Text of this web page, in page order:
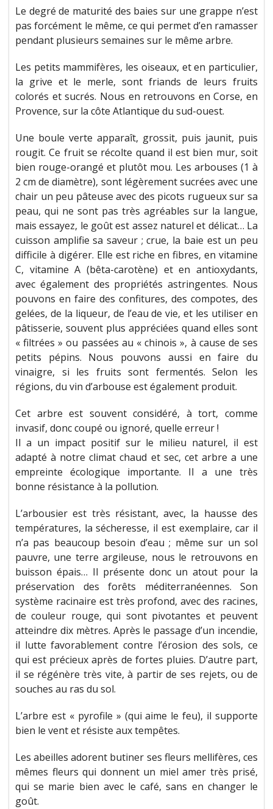
Le degré de maturité des baies sur une grappe n’est
pas forcément le même, ce qui permet d’en ramasser
pendant plusieurs semaines sur le même arbre.
Les petits mammifères, les oiseaux, et en particulier,
la grive et le merle, sont friands de leurs fruits
colorés et sucrés. Nous en retrouvons en Corse, en
Provence, sur la côte Atlantique du sud-ouest.
Une boule verte apparaît, grossit, puis jaunit, puis
rougit. Ce fruit se récolte quand il est bien mur, soit
bien rouge-orangé et plutôt mou. Les arbouses (1 à
2 cm de diamètre), sont légèrement sucrées avec une
chair un peu pâteuse avec des picots rugueux sur sa
peau, qui ne sont pas très agréables sur la langue,
mais essayez, le goût est assez naturel et délicat… La
cuisson amplifie sa saveur ; crue, la baie est un peu
difficile à digérer. Elle est riche en fibres, en vitamine
C, vitamine A (bêta-carotène) et en antioxydants,
avec également des propriétés astringentes. Nous
pouvons en faire des confitures, des compotes, des
gelées, de la liqueur, de l’eau de vie, et les utiliser en
pâtisserie, souvent plus appréciées quand elles sont
« filtrées » ou passées au « chinois », à cause de ses
petits pépins. Nous pouvons aussi en faire du
vinaigre, si les fruits sont fermentés. Selon les
régions, du vin d’arbouse est également produit.
Cet arbre est souvent considéré, à tort, comme
invasif, donc coupé ou ignoré, quelle erreur !
Il a un impact positif sur le milieu naturel, il est
adapté à notre climat chaud et sec, cet arbre a une
empreinte écologique importante. Il a une très
bonne résistance à la pollution.
L’arbousier est très résistant, avec, la hausse des
températures, la sécheresse, il est exemplaire, car il
n’a pas beaucoup besoin d’eau ; même sur un sol
pauvre, une terre argileuse, nous le retrouvons en
buisson épais… Il présente donc un atout pour la
préservation des forêts méditerranéennes. Son
système racinaire est très profond, avec des racines,
de couleur rouge, qui sont pivotantes et peuvent
atteindre dix mètres. Après le passage d’un incendie,
il lutte favorablement contre l’érosion des sols, ce
qui est précieux après de fortes pluies. D’autre part,
il se régénère très vite, à partir de ses rejets, ou de
souches au ras du sol.
L’arbre est « pyrofile » (qui aime le feu), il supporte
bien le vent et résiste aux tempêtes.
Les abeilles adorent butiner ses fleurs mellifères, ces
mêmes fleurs qui donnent un miel amer très prisé,
qui se marie bien avec le café, sans en changer le
goût.